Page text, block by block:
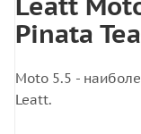
Pinata
Moto 5.5 -
Leatt.